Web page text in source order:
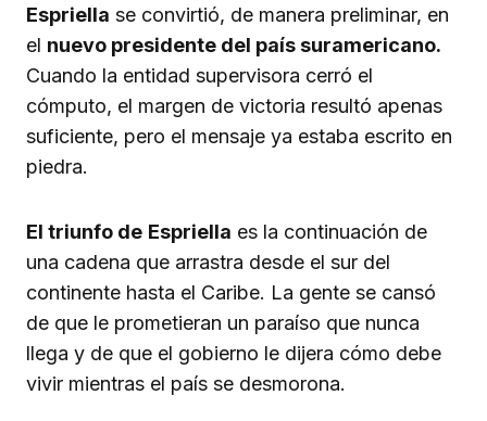
Espriella se convirtió, de manera preliminar, en
el nuevo presidente del país suramericano.
Cuando la entidad supervisora cerró el
cómputo, el margen de victoria resultó apenas
suficiente, pero el mensaje ya estaba escrito en
piedra.
El triunfo de Espriella es la continuación de
una cadena que arrastra desde el sur del
continente hasta el Caribe. La gente se cansó
de que le prometieran un paraíso que nunca
llega y de que el gobierno le dijera cómo debe
vivir mientras el país se desmorona.